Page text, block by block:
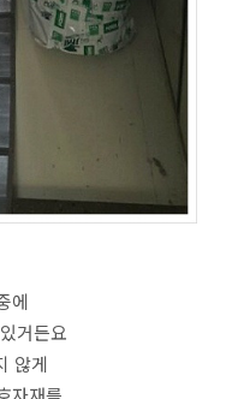
에
거든요
않게